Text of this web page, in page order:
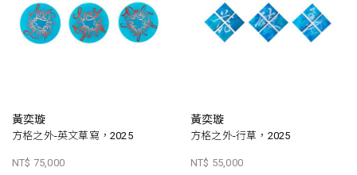
黃奕璇
方格之外-英文草寫，2025
NT$ 75,000
黃奕璇
方格之外-行草，2025
NT$ 55,000